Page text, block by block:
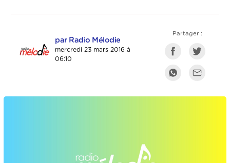
par Radio Mélodie
mercredi 23 mars 2016 à
06:10
Partager :